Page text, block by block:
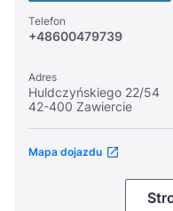
Telefon
+48600479739
Adres
Huldczyńskiego 22/54
42-400 Zawiercie
Mapa dojazdu